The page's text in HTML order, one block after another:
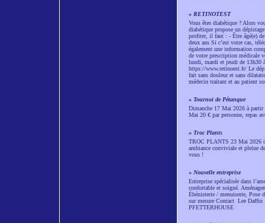
» RETINOTEST
Vous êtes diabétique ? Alors
diabétique propose un
profiter, il faut : - Être âgé(e)
deux ans Si c’est votre cas,
également une information
de votre prescription médicale
lundi, mardi et jeudi de 13h30
https://www.retinoest.fr/ Le
fait sans douleur et sans
médecin traitant et au patient
» Tournoi de Pétanque
Dimanche 17 Mai 2026 à partir
Mai 20 € par personne, repas
» Troc Plants
TROC PLANTS 23 Mai 2026
ambiance conviviale et pleine
vous !
» Nouvelle entreprise
Entreprise spécialisée dans
confortable et soigné.
Ébénisterie / menuiserie, Pose
sur mesure Contact Lee
PFETTERHOUSE